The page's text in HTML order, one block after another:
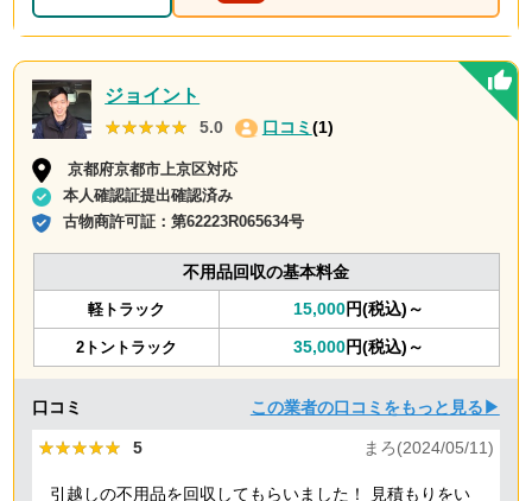
ジョイント
★★★★★
★★★★★ 5.0 口コミ (1)
京都府京都市上京区対応
本人確認証提出確認済み
古物商許可証：第62223R065634号
不用品回収の基本料金
軽トラック 15,000円(税込)～
2トントラック 35,000円(税込)～
口コミ この業者の口コミをもっと見る▶
★★★★★
★★★★★ 5 まろ(2024/05/11)
引越しの不用品を回収してもらいました！ 見積もりをい